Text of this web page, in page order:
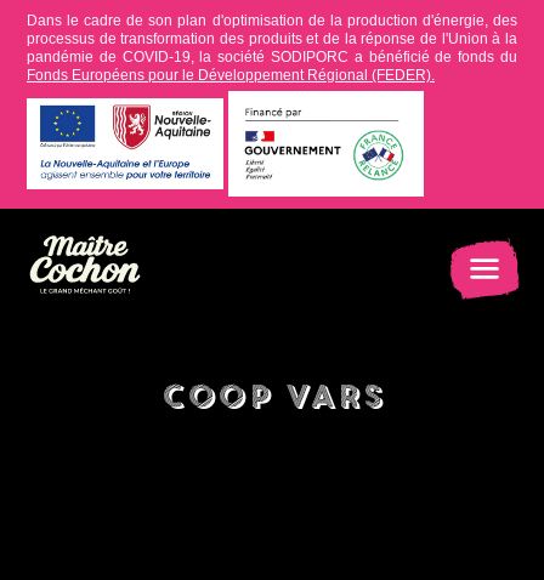
Dans le cadre de son plan d'optimisation de la production d'énergie, des
processus de transformation des produits et de la réponse de l'Union à la
pandémie de COVID-19, la société SODIPORC a bénéficié de fonds du
Fonds Européens pour le Développement Régional (FEDER).
Coop Vars